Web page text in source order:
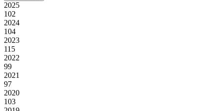
2025
102
2024
104
2023
115
2022
99
2021
97
2020
103